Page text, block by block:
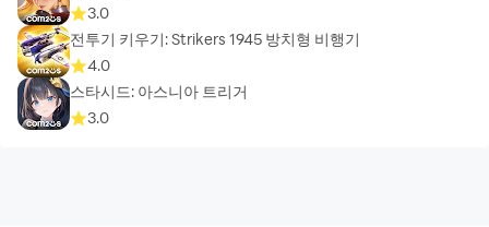
3.0
전투기 키우기: Strikers 1945 방치형 비행기
4.0
스타시드: 아스니아 트리거
3.0